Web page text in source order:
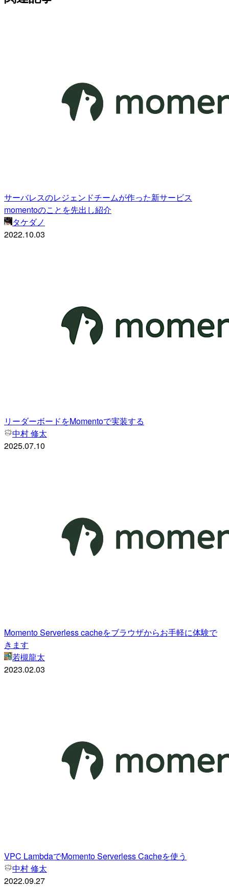
サーバレスのレジェンドチームが作った新サービス
momentoのことを先出し紹介
タケダノ
2022.10.03
リーダーボードをMomentoで実装する
中村 修太
2025.07.10
Momento Serverless cacheをブラウザからお手軽に体験で
きます
若槻龍太
2023.02.03
VPC LambdaでMomento Serverless Cacheを使う
中村 修太
2022.09.27